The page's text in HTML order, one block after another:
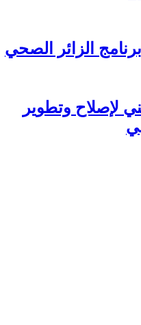
الزائر الصحي
لإصلاح وتطوير